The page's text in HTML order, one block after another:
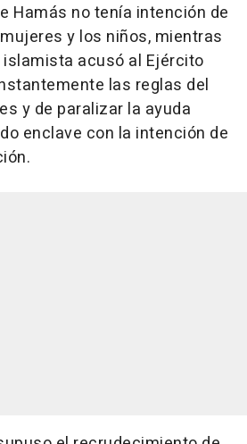
Hamás no tenía intención de
y los niños, mientras
acusó al Ejército
las reglas del
y de paralizar la ayuda
enclave con la intención de